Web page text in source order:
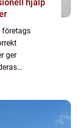
företags
ger